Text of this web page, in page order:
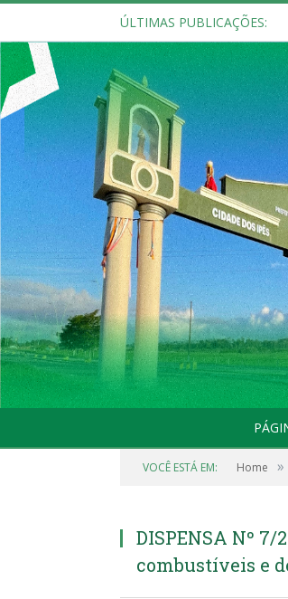
ÚLTIMAS PUBLICAÇÕES:
VOCÊ ESTÁ EM: Home »
DISPENSA Nº
combustíveis e